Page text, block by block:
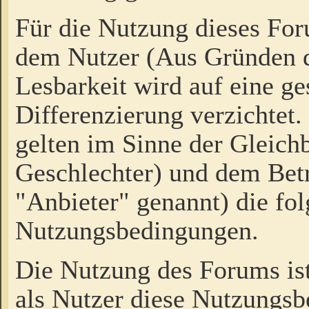
Für die Nutzung dieses
dem Nutzer (Aus Gründen
Lesbarkeit wird auf eine
Differenzierung
gelten im Sinne der
Geschlechter) und dem
"Anbieter" genannt) die
Nutzungsbedingungen.
Die Nutzung des Forums
als Nutzer diese